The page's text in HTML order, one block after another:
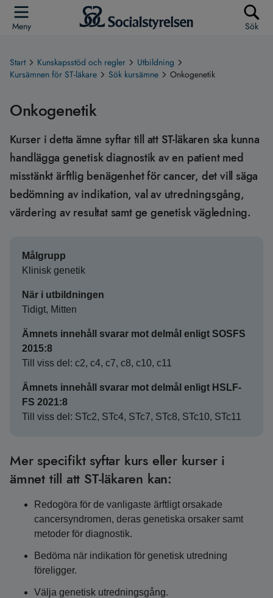
Meny Sök
Start Kunskapsstöd och regler
Utbildning
Kursämnen för ST-läkare
Sök kursämne Onkogenetik
Onkogenetik
Kurser i detta ämne syftar till att ST-läkaren ska kunna
handlägga genetisk diagnostik av en patient med
misstänkt ärftlig benägenhet för cancer, det vill säga
bedömning av indikation, val av utredningsgång,
värdering av resultat samt ge genetisk vägledning.
Målgrupp
Klinisk genetik
När i utbildningen
Tidigt, Mitten
Ämnets innehåll svarar mot delmål enligt SOSFS
2015:8
Till viss del: c2, c4, c7, c8, c10, c11
Ämnets innehåll svarar mot delmål enligt HSLF-
FS 2021:8
Till viss del: STc2, STc4, STc7, STc8, STc10, STc11
Mer specifikt syftar kurs eller kurser i
ämnet till att ST-läkaren kan:
Redogöra för de vanligaste ärftligt orsakade
cancersyndromen, deras genetiska orsaker samt
metoder för diagnostik.
Bedöma när indikation för genetisk utredning
föreligger.
Välja genetisk utredningsgång.